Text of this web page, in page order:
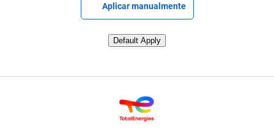
Aplicar manualmente
Default Apply
Subir CV desde LinkedIn